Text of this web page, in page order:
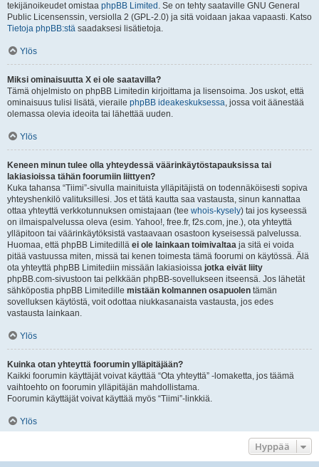
tekijänoikeudet omistaa phpBB Limited . Se on tehty saataville GNU General
Public Licensenssin, versiolla 2 (GPL-2.0) ja sitä voidaan jakaa vapaasti. Katso
Tietoja phpBB:stä saadaksesi lisätietoja.
Ylös
Miksi ominaisuutta X ei ole saatavilla?
Tämä ohjelmisto on phpBB Limitedin kirjoittama ja lisensoima. Jos uskot, että
ominaisuus tulisi lisätä, vieraile phpBB ideakeskuksessa, jossa voit äänestää
olemassa olevia ideoita tai lähettää uuden.
Ylös
Keneen minun tulee olla yhteydessä väärinkäytöstapauksissa tai
lakiasioissa tähän foorumiin liittyen?
Kuka tahansa “Tiimi”-sivulla mainituista ylläpitäjistä on todennäköisesti sopiva
yhteyshenkilö valituksillesi. Jos et tätä kautta saa vastausta, sinun kannattaa
ottaa yhteyttä verkkotunnuksen omistajaan (tee whois-kysely) tai jos kyseessä
on ilmaispalvelussa oleva (esim. Yahoo!, free.fr, f2s.com, jne.), ota yhteyttä
ylläpitoon tai väärinkäytöksistä vastaavaan osastoon kyseisessä palvelussa.
Huomaa, että phpBB Limitedillä ei ole lainkaan toimivaltaa ja sitä ei voida
pitää vastuussa miten, missä tai kenen toimesta tämä foorumi on käytössä. Älä
ota yhteyttä phpBB Limitediin missään lakiasioissa jotka eivät liity
phpBB.com-sivustoon tai pelkkään phpBB-sovellukseen itseensä. Jos lähetät
sähköpostia phpBB Limitedille mistään kolmannen osapuolen tämän
sovelluksen käytöstä, voit odottaa niukkasanaista vastausta, jos edes
vastausta lainkaan.
Ylös
Kuinka otan yhteyttä foorumin ylläpitäjään?
Kaikki foorumin käyttäjät voivat käyttää “Ota yhteyttä” -lomaketta, jos täämä
vaihtoehto on foorumin ylläpitäjän mahdollistama.
Foorumin käyttäjät voivat käyttää myös “Tiimi”-linkkiä.
Ylös
Hyppää